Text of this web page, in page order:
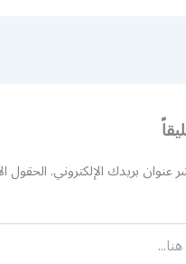
عنوان بريدك الإلكتروني.الحقول